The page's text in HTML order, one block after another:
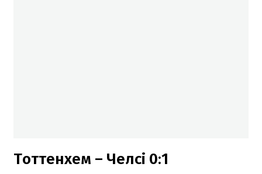
Тоттенхем – Челсі 0:1